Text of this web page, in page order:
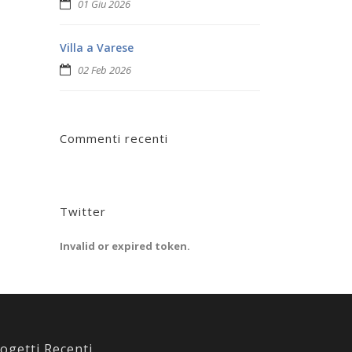
01 Giu 2026
Villa a Varese
02 Feb 2026
Commenti recenti
Twitter
Invalid or expired token.